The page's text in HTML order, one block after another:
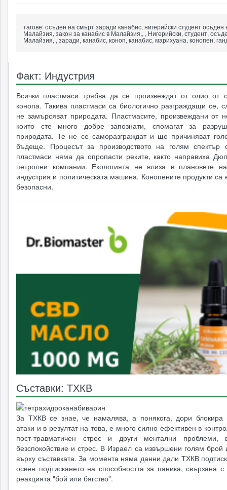
обсъждане
тагове:осъден на смърт заради канабис, нигерийски студент осъден
Малайзия, закон за канабис в Малайзия,, , Нигерийски, студент,
Малайзия, , заради, канабис, коноп, канабис, марихуана, конопен,
Факт: Индустрия
Всички пластмаси трябва да се произвеждат от олио от
конопа. Такива пластмаси са биологично разграждащи се,
не замърсяват природата. Пластмасите, произвеждани от
които сте много добре запознати, спомагат за
природата. Те не се саморазграждат и ще причиняват
бъдеще. Процесът за производството на голям спектър
пластмаси няма да опропасти реките, както направиха
петролни компании. Екологията не влиза в плановете
индустрия и политическата машина. Конопените продукти са
безопасни.
Съставки: ТХКВ
За ТХКВ се знае, че намалява, а понякога, дори блокира
атаки и в резултат на това, е много силно ефективен в
пост-травматичен стрес и други ментални проблеми,
безспокойствие и стрес. В Израел са извършени голям брой
върху съставката. За момента няма данни дали ТХКВ
освен подтискането на способността за паника, свързана
реакцията "бой или бягство".